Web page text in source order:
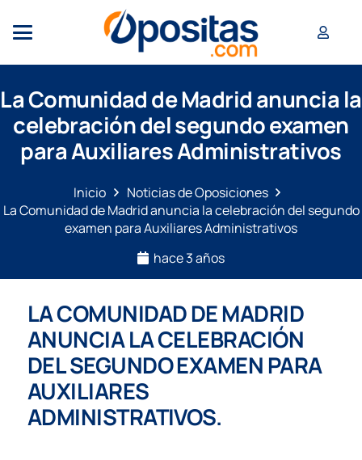
La Comunidad de Madrid anuncia la
celebración del segundo examen
para Auxiliares Administrativos
Inicio
Noticias de Oposiciones
La Comunidad de Madrid anuncia la celebración del segundo
examen para Auxiliares Administrativos
hace 3 años
LA COMUNIDAD DE MADRID
ANUNCIA LA CELEBRACIÓN
DEL SEGUNDO EXAMEN PARA
AUXILIARES
ADMINISTRATIVOS.